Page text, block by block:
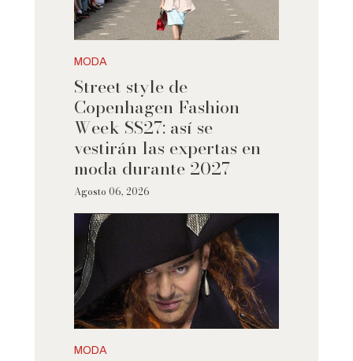
MODA
Street style de
Copenhagen Fashion
Week SS27: así se
vestirán las expertas en
moda durante 2027
Agosto 06, 2026
MODA